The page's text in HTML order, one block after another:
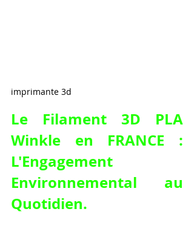
imprimante 3d
Le Filament 3D PLA
Winkle en FRANCE :
L'Engagement
Environnemental au
Quotidien.